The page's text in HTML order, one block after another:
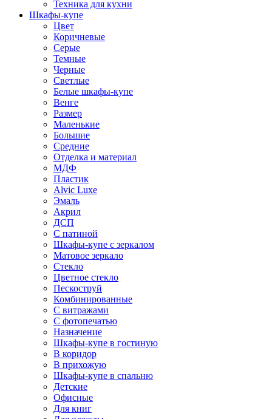
Техника для кухни
Шкафы-купе
Цвет
Коричневые
Серые
Темные
Черные
Светлые
Белые шкафы-купе
Венге
Размер
Маленькие
Большие
Средние
Отделка и материал
МДФ
Пластик
Alvic Luxe
Эмаль
Акрил
ДСП
С патиной
Шкафы-купе с зеркалом
Матовое зеркало
Стекло
Цветное стекло
Пескоструй
Комбинированные
С витражами
С фотопечатью
Назначение
Шкафы-купе в гостиную
В коридор
В прихожую
Шкафы-купе в спальню
Детские
Офисные
Для книг